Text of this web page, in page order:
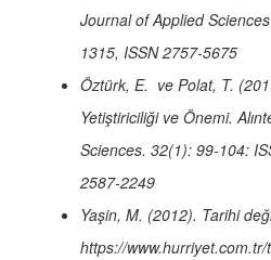
Journal of Applied
1315, ISSN 2757-5675
Öztürk, E. ve Polat, T.
Yetiştiriciliği ve Önemi.
Sciences. 32(1): 99-104:
2587-2249
Yaşin, M. (2012). Tarihi
https://